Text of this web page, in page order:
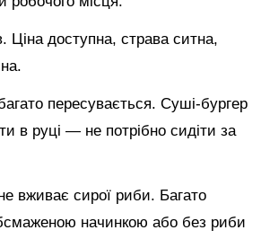
Ціна доступна, страва ситна,
пересувається. Суші-бургер
в руці — не потрібно сидіти за
вживає сирої риби. Багато
начинкою або без риби